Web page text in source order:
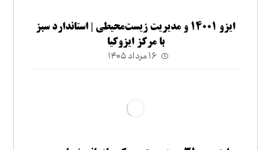
ایزو ۱۴۰۰۱ و مدیریت زیست‌محیطی | استاندارد سبز
با مرکز ایزوکیا
۱۶ مرداد ۱۴۰۵